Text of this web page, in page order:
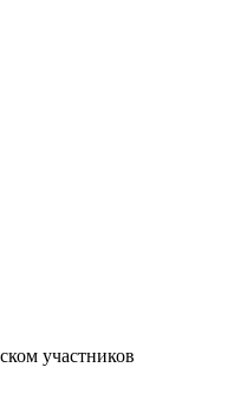
участников